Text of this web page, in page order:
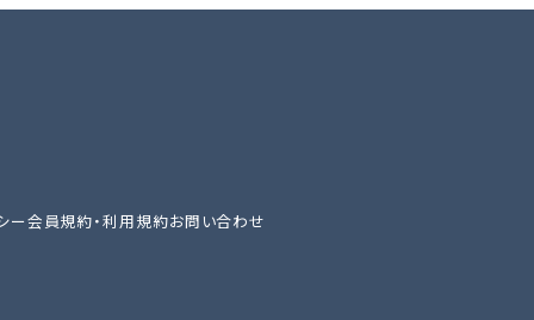
ー会員規約・利用規約お問い合わせ